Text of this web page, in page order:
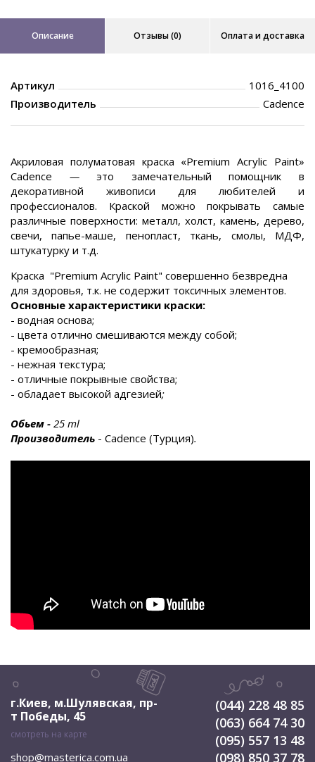
Описание Отзывы (0) Оплата и доставка
Артикул
1016_4100
Производитель
Cadence
Акриловая полуматовая краска «Premium Acrylic Paint»
Cadence —это
замечательный помощник в
декоративной живописи
для любителей и
профессионалов.
Краской можно покрывать самые
различные поверхности: металл, холст, камень, дерево,
свечи, папье-маше, пенопласт, ткань, смолы, МДФ,
штукатурку и т.д.
Краска "Premium Acrylic Paint" совершенно безвредна
для здоровья, т.к. не содержит токсичных элементов.
Основные характеристики краски:
- водная основа;
- цвета отлично смешиваются между собой;
- кремообразная;
- нежная текстура;
- отличные покрывные свойства;
- обладает высокой адгезией;
Обьем - 25 ml
Производитель - Cadence (Турция).
г.Киев, м.Шулявская, пр-
т Победы, 45
смотреть на карте
shop@masterica.com.ua
(044) 228 48 85
(063) 664 74 30
(095) 557 13 48
(098) 850 37 78